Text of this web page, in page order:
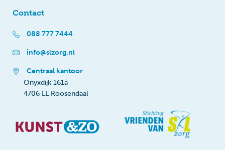
Contact
088 777 7444
info@slzorg.nl
Centraal kantoor
Onyxdijk 161a
4706 LL Roosendaal